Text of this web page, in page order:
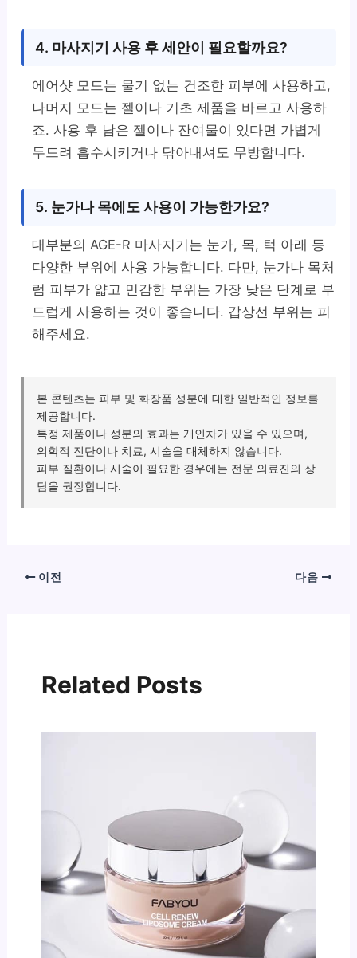
4. 마사지기 사용 후 세안이 필요할까요?
에어샷 모드는 물기 없는 건조한 피부에 사용하고,
나머지 모드는 젤이나 기초 제품을 바르고 사용하
죠. 사용 후 남은 젤이나 잔여물이 있다면 가볍게
두드려 흡수시키거나 닦아내셔도 무방합니다.
5. 눈가나 목에도 사용이 가능한가요?
대부분의 AGE-R 마사지기는 눈가, 목, 턱 아래 등
다양한 부위에 사용 가능합니다. 다만, 눈가나 목처
럼 피부가 얇고 민감한 부위는 가장 낮은 단계로 부
드럽게 사용하는 것이 좋습니다. 갑상선 부위는 피
해주세요.
본 콘텐츠는 피부 및 화장품 성분에 대한 일반적인 정보를
제공합니다.
특정 제품이나 성분의 효과는 개인차가 있을 수 있으며,
의학적 진단이나 치료, 시술을 대체하지 않습니다.
피부 질환이나 시술이 필요한 경우에는 전문 의료진의 상
담을 권장합니다.
이전 다음
Related Posts